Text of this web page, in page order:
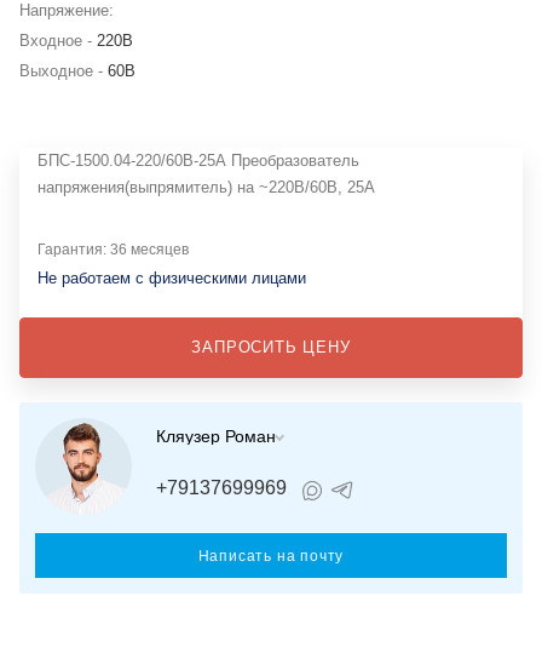
Напряжение:
Входное - 220В
Выходное - 60В
БПС-1500.04-220/60В-25А Преобразователь
напряжения(выпрямитель) на ~220В/60B, 25А
Гарантия: 36 месяцев
Не работаем с физическими лицами
ЗАПРОСИТЬ ЦЕНУ
Кляузер Роман
+79137699969
Написать на почту